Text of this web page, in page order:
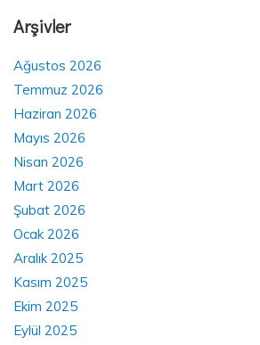
Arşivler
Ağustos 2026
Temmuz 2026
Haziran 2026
Mayıs 2026
Nisan 2026
Mart 2026
Şubat 2026
Ocak 2026
Aralık 2025
Kasım 2025
Ekim 2025
Eylül 2025